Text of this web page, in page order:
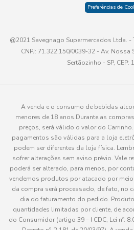
Preferências de
@2021 Savegnago Supermercados Ltda.
CNPJ: 71.322.150/0039-32 - Av.
Sertãozinho - SP, CEP:
A venda e o consumo de bebidas
menores de 18 anos.Durante as
preços, será válido o valor do
pagamentos são válidas para a loja
podem ser diferentes da loja física.
sofrer alterações sem aviso prévio. Vale
poderá ser alterado, para menos, por
vendemos produtos por atacado por
da compra será processado, de fato, no
dia do faturamento do pedido.
quantidades limitadas por cliente, de
do Consumidor (artigo 39 – I CDC, Lei nº.